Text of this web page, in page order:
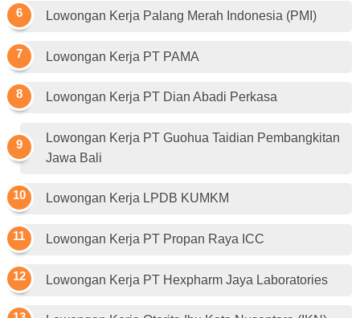
Lowongan Kerja Palang Merah Indonesia (PMI)
Lowongan Kerja PT PAMA
Lowongan Kerja PT Dian Abadi Perkasa
Lowongan Kerja PT Guohua Taidian Pembangkitan
Jawa Bali
Lowongan Kerja LPDB KUMKM
Lowongan Kerja PT Propan Raya ICC
Lowongan Kerja PT Hexpharm Jaya Laboratories